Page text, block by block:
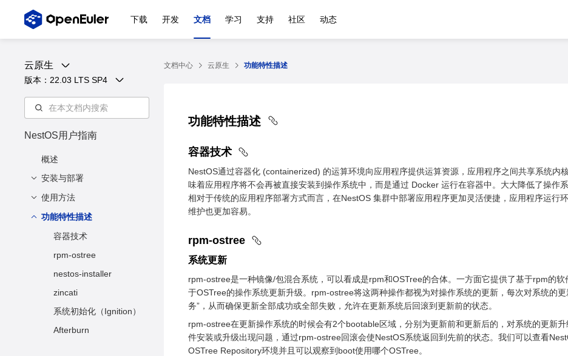
下载 开发 文档 学习 支持 社区 动态
云原生
版本： 22.03 LTS SP4
NestOS用户指南
概述
安装与部署
在 VMware 上部署
NestOS
使用方法
开始之前
组件下载
配置环境
配置iSula
master节点初始化
配置网络插件
node节点加入集群
功能特性描述
容器技术
rpm-ostree
nestos-installer
zincati
系统初始化（Ignition）
Afterburn
文档中心 云原生 功能特性描述
功能特性描述
容器技术
NestOS通过容器化 (containerized) 的运算环境向应用程序提供运算资源，应用程序之间共享系统内
味着应用程序将不会再被直接安装到操作系统中，而是通过 Docker 运行在容器中。大大降低了操作
相对于传统的应用程序部署方式而言，在NestOS 集群中部署应用程序更加灵活便捷，应用程序运行
维护也更加容易。
rpm-ostree
系统更新
rpm-ostree是一种镜像/包混合系统，可以看成是rpm和OSTree的合体。一方面它提供了基于rpm的
于OSTree的操作系统更新升级。rpm-ostree将这两种操作都视为对操作系统的更新，每次对系统的
务”，从而确保更新全部成功或全部失败，允许在更新系统后回滚到更新前的状态。
rpm-ostree在更新操作系统的时候会有2个bootable区域，分别为更新前和更新后的，对系统的更新
件安装或升级出现问题，通过rpm-ostree回滚会使NestOS系统返回到先前的状态。我们可以查看
OSTree Repository环境并且可以观察到boot使用哪个OSTree。